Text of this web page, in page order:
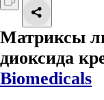
Матриксы
диоксида
Biomedicals